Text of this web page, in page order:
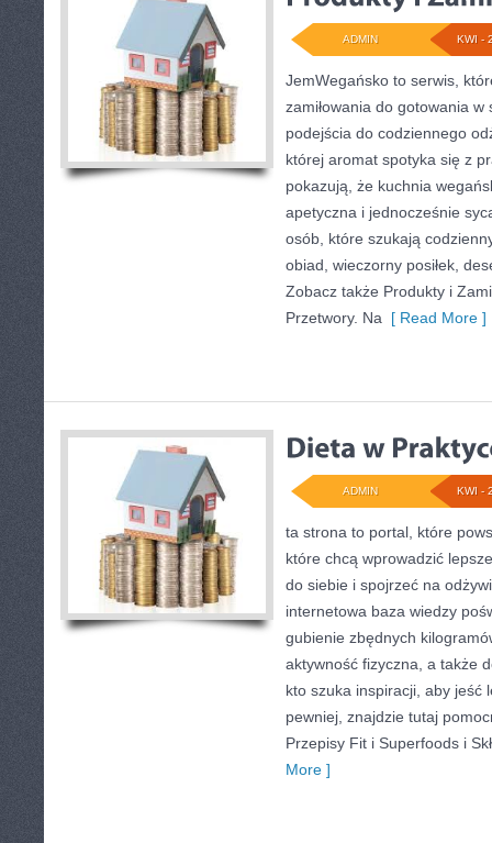
KWI -
ADMIN
JemWegańsko to serwis,
zamiłowania do gotowania
podejścia do codziennego
której aromat spotyka się z
pokazują, że kuchnia
apetyczna i jednocześnie
osób, które szukają
obiad, wieczorny posiłek,
Zobacz także Produkty i
Przetwory. Na [ Read More ]
KWI -
ADMIN
ta strona to portal, które
które chcą wprowadzić
do siebie i spojrzeć na
internetowa baza wiedzy
gubienie zbędnych
aktywność fizyczna, a także
kto szuka inspiracji, aby jeść
pewniej, znajdzie tutaj
Przepisy Fit i Superfoods i
More ]